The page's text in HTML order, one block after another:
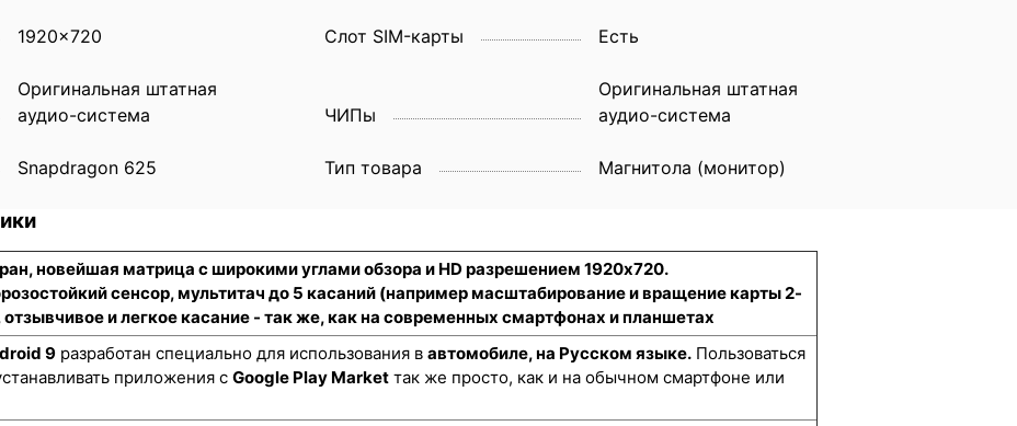
1920x720 Слот SIM-карты Eсть
Оригинальная штатная
аудио-система
ЧИПы
Оригинальная штатная
аудио-система
Snapdragon 625 Тип товара Магнитола (монитор)
новейшая матрица с широкими углами обзора и HD разрешением 1920x720.
сенсор, мультитач до 5 касаний (например масштабирование и вращение карты 2-
и легкое касание - так же, как на современных смартфонах и планшетах
9 разработан специально для использования в автомобиле, на Русском языке. Пользоваться
приложения с Google Play Market так же просто, как и на обычном смартфоне или